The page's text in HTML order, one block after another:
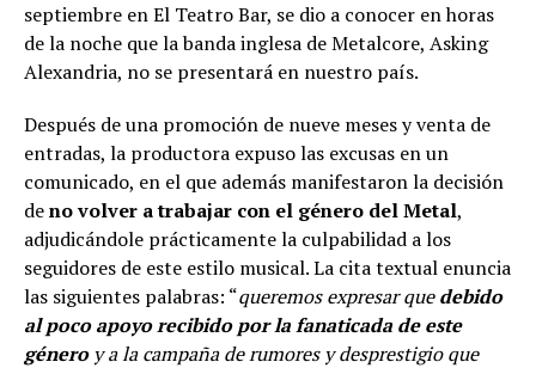
septiembre en El Teatro Bar, se dio a conocer en horas
de la noche que la banda inglesa de Metalcore, Asking
Alexandria, no se presentará en nuestro país.
Después de una promoción de nueve meses y venta de
entradas, la productora expuso las excusas en un
comunicado, en el que además manifestaron la decisión
deno volver a trabajar con el género del Metal,
adjudicándole prácticamente la culpabilidad a los
seguidores de este estilo musical. La cita textual enuncia
las siguientes palabras: “queremos expresar quedebido
al poco apoyo recibido por la fanaticada de este
géneroy a la campaña de rumores y desprestigio que